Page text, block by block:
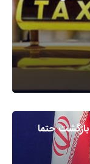
بازگشت حتما